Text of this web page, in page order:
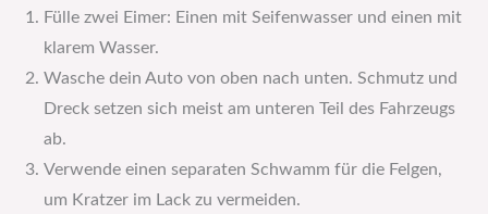
Fülle zwei Eimer: Einen mit Seifenwasser und einen mit
klarem Wasser.
Wasche dein Auto von oben nach unten. Schmutz und
Dreck setzen sich meist am unteren Teil des Fahrzeugs
ab.
Verwende einen separaten Schwamm für die Felgen,
um Kratzer im Lack zu vermeiden.